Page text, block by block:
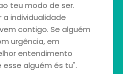
teu modo de ser.
individualidade
contigo. Se alguém
urgência, em
entendimento
alguém és tu".